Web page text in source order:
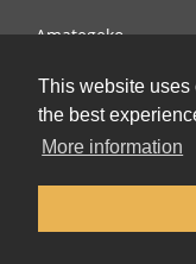
This website uses
the best
More information
Amategeko
Turondere
©